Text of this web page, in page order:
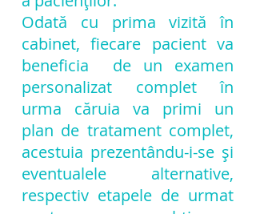
Odată cu prima vizită în
cabinet, fiecare pacient va
beneficia de un examen
personalizat complet în
urma căruia va primi un
plan de tratament complet,
acestuia prezentându-i-se și
eventualele alternative,
respectiv etapele de urmat